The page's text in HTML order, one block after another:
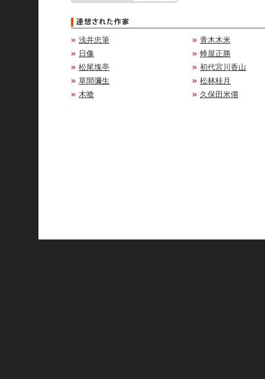
浅井忠筆
青木木米
日像
蜂屋正勝
松尾塊亭
初代宮川香山
草間彌生
松林桂月
木喰
久保田米僊